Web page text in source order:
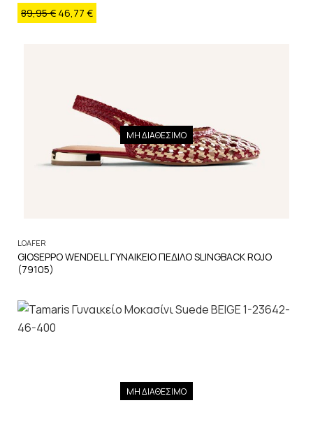
89,95€ 46,77 €
ΜΗ ΔΙΑΘΕΣΙΜΟ
LOAFER
GIOSEPPO WENDELL ΓΥΝΑΙΚΕΙΟ ΠΕΔΙΛΟ SLINGBACK ROJO
(79105)
ΜΗ ΔΙΑΘΕΣΙΜΟ